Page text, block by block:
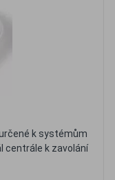
k systémům
centrále k zavolání